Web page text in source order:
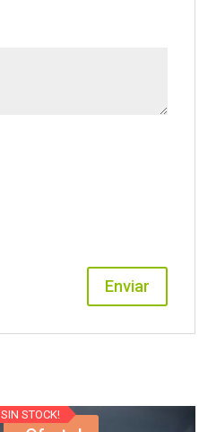
SIN STOCK!